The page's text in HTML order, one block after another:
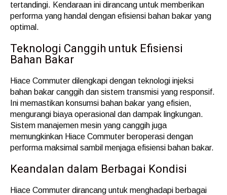
tertandingi. Kendaraan ini dirancang untuk memberikan
performa yang handal dengan efisiensi bahan bakar yang
optimal.
Teknologi Canggih untuk Efisiensi
Bahan Bakar
Hiace Commuter dilengkapi dengan teknologi injeksi
bahan bakar canggih dan sistem transmisi yang responsif.
Ini memastikan konsumsi bahan bakar yang efisien,
mengurangi biaya operasional dan dampak lingkungan.
Sistem manajemen mesin yang canggih juga
memungkinkan Hiace Commuter beroperasi dengan
performa maksimal sambil menjaga efisiensi bahan bakar.
Keandalan dalam Berbagai Kondisi
Hiace Commuter dirancang untuk menghadapi berbagai